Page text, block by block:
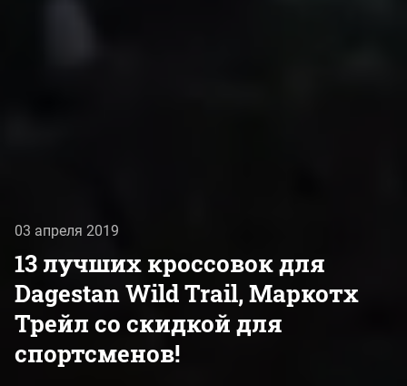
03 апреля 2019
13 лучших кроссовок для
Dagestan Wild Trail, Маркотх
Трейл со скидкой для
спортсменов!